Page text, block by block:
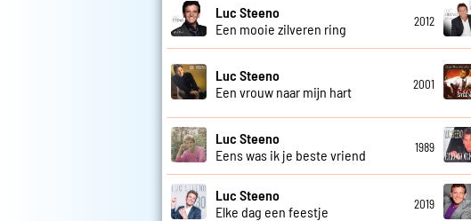
Luc Steeno
Een mooie zilveren ring
2012
Luc Steeno
Een vrouw naar mijn hart
2001
Luc Steeno
Eens was ik je beste vriend
1989
Luc Steeno
Elke dag een feestje
2019